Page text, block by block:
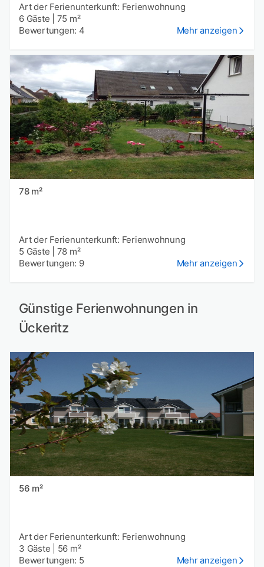
Art der Ferienunterkunft: Ferienwohnung
6 Gäste
75 m²
Bewertungen: 4
Mehr anzeigen
78 m²
Art der Ferienunterkunft: Ferienwohnung
5 Gäste
78 m²
Bewertungen: 9
Mehr anzeigen
Günstige Ferienwohnungen in
Ückeritz
56 m²
Art der Ferienunterkunft: Ferienwohnung
3 Gäste
56 m²
Bewertungen: 5
Mehr anzeigen